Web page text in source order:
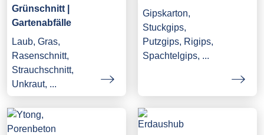
Grünschnitt |
Gartenabfälle
Laub, Gras,
Rasenschnitt,
Strauchschnitt,
Unkraut, ...
Gipskarton,
Stuckgips,
Putzgips, Rigips,
Spachtelgips, ...